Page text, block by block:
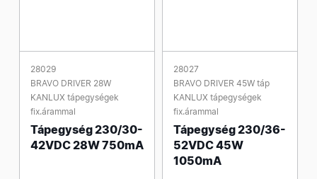
28029
BRAVO DRIVER 28W
KANLUX tápegységek
fix.árammal
Tápegység 230/30-
42VDC 28W 750mA
28027
BRAVO DRIVER 45W táp
KANLUX tápegységek
fix.árammal
Tápegység 230/36-
52VDC 45W
1050mA